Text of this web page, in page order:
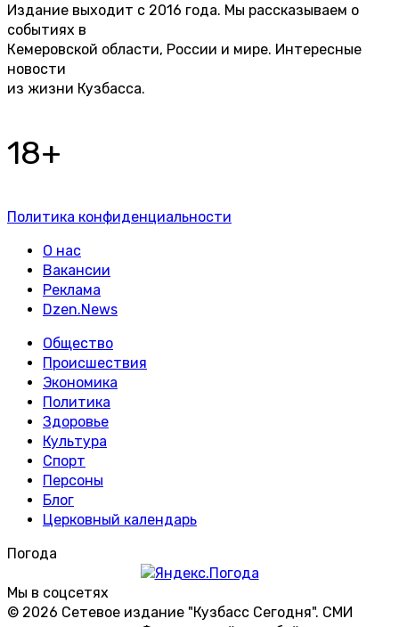
Издание выходит с 2016 года. Мы рассказываем о
событиях в
Кемеровской области, России и мире. Интересные
новости
из жизни Кузбасса.
18+
Политика конфиденциальности
О нас
Вакансии
Реклама
Dzen.News
Общество
Происшествия
Экономика
Политика
Здоровье
Культура
Спорт
Персоны
Блог
Церковный календарь
Погода
Мы в соцсетях
© 2026 Сетевое издание "Кузбасс Сегодня". СМИ